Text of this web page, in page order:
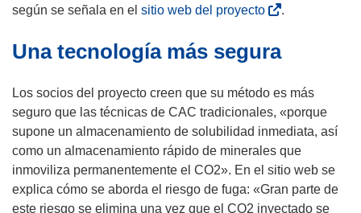
según se señala en el sitio web del proyecto(
e
e
.
Una tecnología más segura
Los socios del proyecto creen que su método es más
seguro que las técnicas de CAC tradicionales, «porque
supone un almacenamiento de solubilidad inmediata, así
como un almacenamiento rápido de minerales que
inmoviliza permanentemente el CO2». En el sitio web se
explica cómo se aborda el riesgo de fuga: «Gran parte de
este riesgo se elimina una vez que el CO2 inyectado se